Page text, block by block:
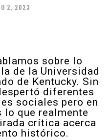
2, 2023
sobre lo
de la Universidad
de Kentucky. Sin
diferentes
sociales pero en
lo que realmente
crítica acerca
histórico.